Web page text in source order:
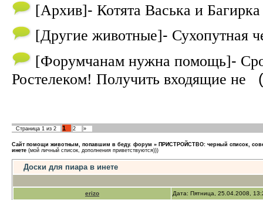
[Архив]- Котята Васька и
[Другие животные]- Сухопутная
[Форумчанам нужна помощь]-
Ростелеком! Получить входящие не
Страница 1 из 2 1 2 »
Сайт помощи животным, попавшим в беду. форум » ПРИСТРОЙСТВО: черный список,
инете (мой личный список, дополнения приветствуются)))
Доски для пиара в инете
erizo Дата: Пятница, 25.04.2008,